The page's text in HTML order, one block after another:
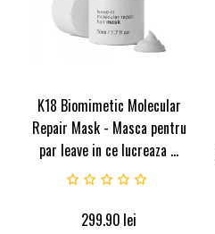
K18 Biomimetic Molecular
Repair Mask - Masca pentru
par leave in ce lucreaza ...
299.90 lei